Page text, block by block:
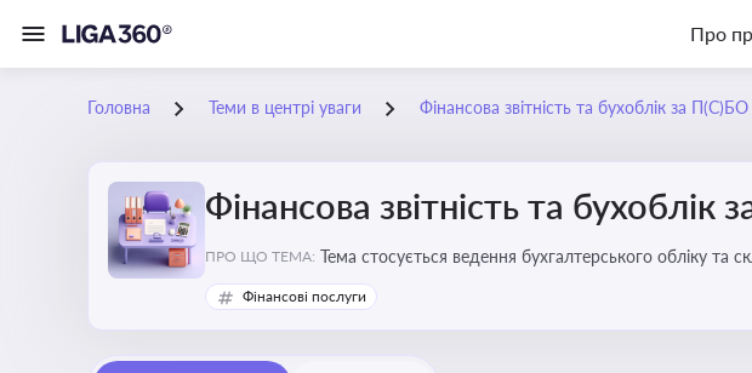
Про
Головна Теми в центрі уваги Фінансова звітність та бухоблік за
Фінансова звітність та
ПРО ЩО ТЕМА: Тема стосується ведення бухгалтерського обліку та
Фінансові послуги